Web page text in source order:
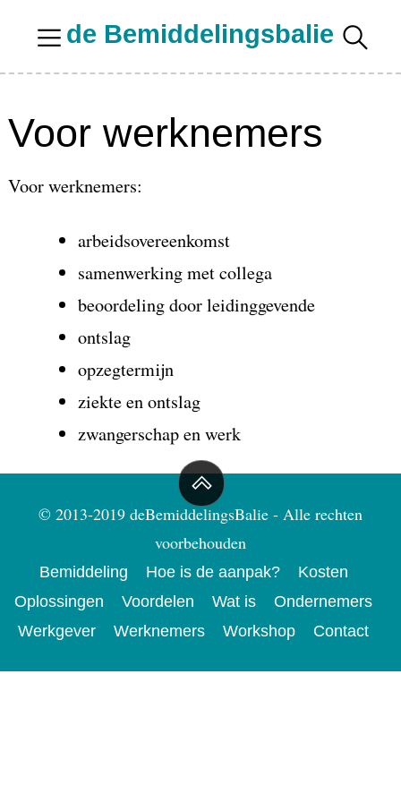
content
de Bemiddelingsbalie
Voor werknemers
Voor werknemers:
arbeidsovereenkomst
samenwerking met collega
beoordeling door leidinggevende
ontslag
opzegtermijn
ziekte en ontslag
zwangerschap en werk
© 2013-2019 deBemiddelingsBalie - Alle rechten
voorbehouden
Bemiddeling Hoe is de aanpak?
Kosten
Oplossingen
Voordelen Wat is
Ondernemers
Werkgever
Werknemers Workshop Contact